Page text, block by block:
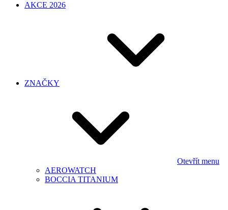
AKCE 2026
ZNAČKY
Otevřít menu
AEROWATCH
BOCCIA TITANIUM